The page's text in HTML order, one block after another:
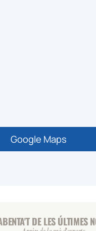
Google Maps
DE LES ÚLTIMES